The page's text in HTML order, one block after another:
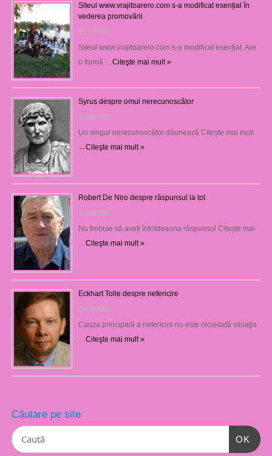
Siteul www.vrajitoarero.com s-a modificat esențial în
vederea promovării
07/12/2023
Siteul www.vrajitoarero.com s-a modificat esențial. Are
o formă … Citeşte mai mult »
Syrus despre omul nerecunoscător
11/09/2023
Un singur nerecunoscător dăunează Citește mai mult
→Citeşte mai mult »
Robert De Niro despre răspunsul la tot
10/09/2023
Nu trebuie să aveți întotdeauna răspunsul Citește mai
Citeşte mai mult »
Eckhart Tolle despre nefericire
09/09/2023
Cauza principală a nefericirii nu este niciodată situaţia
Citeşte mai mult »
Căutare pe site
OK